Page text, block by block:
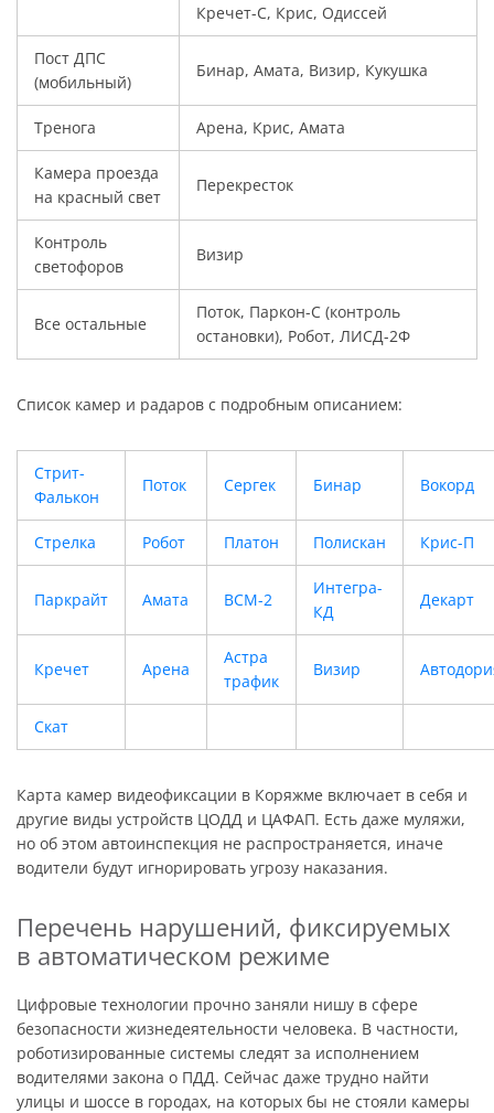
Кречет-С, Крис, Одиссей
Пост ДПС
(мобильный)
Бинар, Амата, Визир, Кукушка
Тренога Арена, Крис, Амата
Камера проезда
на красный свет
Перекресток
Контроль
светофоров
Визир
Все остальные
Поток, Паркон-С (контроль
остановки), Робот, ЛИСД-2Ф
Список камер и радаров с подробным описанием:
Стрит-
Фалькон
Поток Сергек Бинар Вокорд
Стрелка Робот Платон Полискан Крис-П
Паркрайт Амата ВСМ-2
Интегра-
КД
Декарт
Кречет Арена
Астра
трафик
Визир
Скат
Карта камер видеофиксации в Коряжме включает в себя и
другие виды устройств ЦОДД и ЦАФАП. Есть даже муляжи,
но об этом автоинспекция не распространяется, иначе
водители будут игнорировать угрозу наказания.
Перечень нарушений, фиксируемых
в автоматическом режиме
Цифровые технологии прочно заняли нишу в сфере
безопасности жизнедеятельности человека. В частности,
роботизированные системы следят за исполнением
водителями закона о ПДД. Сейчас даже трудно найти
улицы и шоссе в городах, на которых бы не стояли камеры